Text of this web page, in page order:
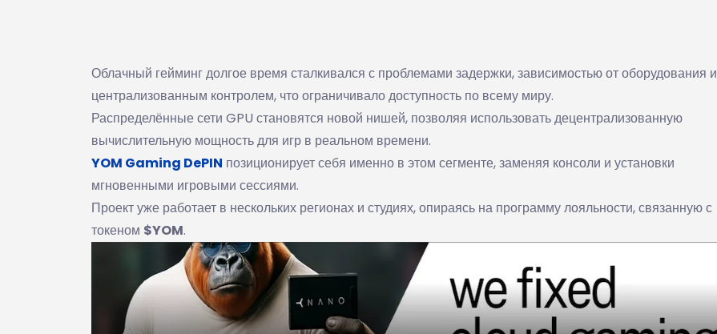
Облачный гейминг долгое время сталкивался с проблемами задержки, зависимостью от оборудования и
централизованным контролем, что ограничивало доступность по всему миру.
Распределённые сети GPU становятся новой нишей, позволяя использовать децентрализованную
вычислительную мощность для игр в реальном времени.
YOM Gaming DePIN позиционирует себя именно в этом сегменте, заменяя консоли и установки
мгновенными игровыми сессиями.
Проект уже работает в нескольких регионах и студиях, опираясь на программу лояльности, связанную с
токеном $YOM.